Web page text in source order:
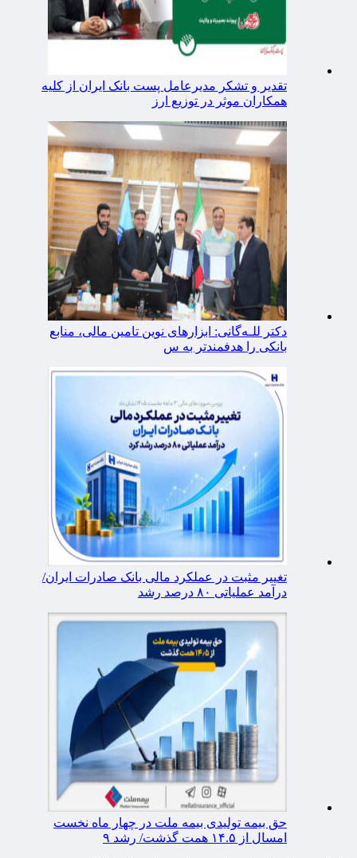
تقدیر و تشکر مدیرعامل پست بانک ایران از کلیه
همکاران موثر در توزیع ارز
دکتر للـه‌گانی: ابزارهای نوین تامین مالی، منابع
بانکی را هدفمندتر به س
تغییر مثبت در عملکرد مالی بانک صادرات ایران/
درآمد عملیاتی ۸۰ درصد رشد
حق بیمه تولیدی بیمه ملت در چهار ماه نخست
امسال از ۱۴.۵ همت گذشت/ رشد ۹